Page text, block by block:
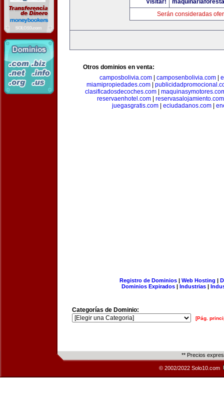
Visitar!
Serán consideradas
Otros dominios en venta:
camposbolivia.com| camposenbolivia.com|
miamipropiedades.com
clasificadosdecoches.com
reservaenhotel.com| reservasalojamiento.com
juegasgratis.com
eciudadanos.com
Registro de Dominios| Web Hosting |
Dominios Expirados | Industrias |
Categorías de Dominio:
[Pág.
** Precios
© 2002/2022 Solo10.com